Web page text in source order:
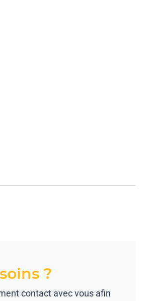
?
contact avec vous afin